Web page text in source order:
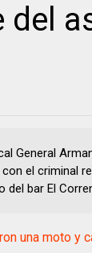
del
General
el criminal
del bar El
una moto y